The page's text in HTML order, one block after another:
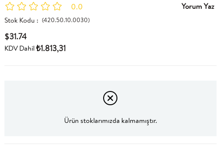
0.0 Yorum Yaz
Stok Kodu (420.50.10.0030)
$31.74
KDV Dahil₺1.813,31
Ürün stoklarımızda kalmamıştır.